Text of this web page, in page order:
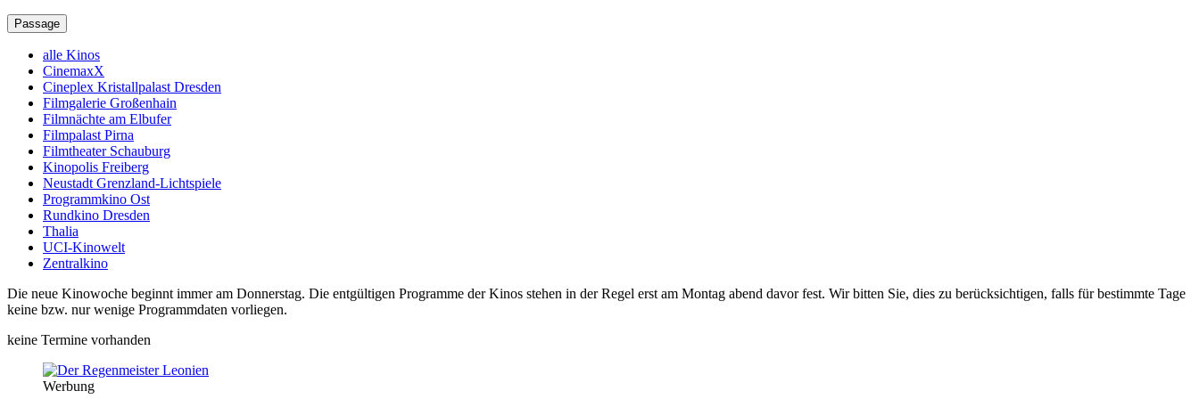
Passage
alle Kinos
CinemaxX
Cineplex Kristallpalast Dresden
Filmgalerie Großenhain
Filmnächte am Elbufer
Filmpalast Pirna
Filmtheater Schauburg
Kinopolis Freiberg
Neustadt Grenzland-Lichtspiele
Programmkino Ost
Rundkino Dresden
Thalia
UCI-Kinowelt
Zentralkino
Die neue Kinowoche beginnt immer am Donnerstag. Die entgültigen Programme der Kinos stehen in der Regel erst am Montag abend davor fest. Wir bitten Sie, dies zu berücksichtigen, falls für bestimmte Tage
keine bzw. nur wenige Programmdaten vorliegen.
keine Termine vorhanden
Werbung